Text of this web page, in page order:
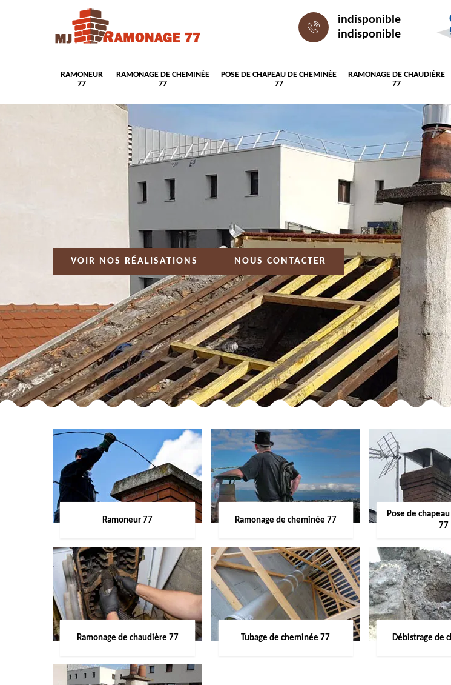
indisponible
indisponible
RAMONEUR
77
RAMONAGE DE CHEMINÉE
77
POSE DE CHAPEAU DE CHEMINÉE
77
RAMONAGE DE CHAUDIÈRE
77
VOIR NOS RÉALISATIONS NOUS CONTACTER
Ramoneur 77 Ramonage de cheminée 77
Pose de
77
Ramonage de chaudière 77 Tubage de cheminée 77 Débistrage de